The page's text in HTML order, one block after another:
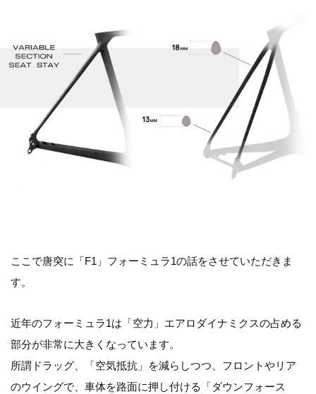
ここで唐突に「F1」フォーミュラ1の話をさせていただきま
す。
近年のフォーミュラ1は「空力」エアロダイナミクスの占める
部分が非常に大きくなっています。
所謂ドラッグ、「空気抵抗」を減らしつつ、フロントやリア
のウイングで、車体を路面に押し付ける「ダウンフォース